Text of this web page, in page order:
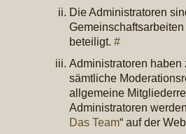
Die Administratoren
beteiligt. #
Administratoren haben
sämtliche
allgemeine
Administratoren
Das Team“ auf der